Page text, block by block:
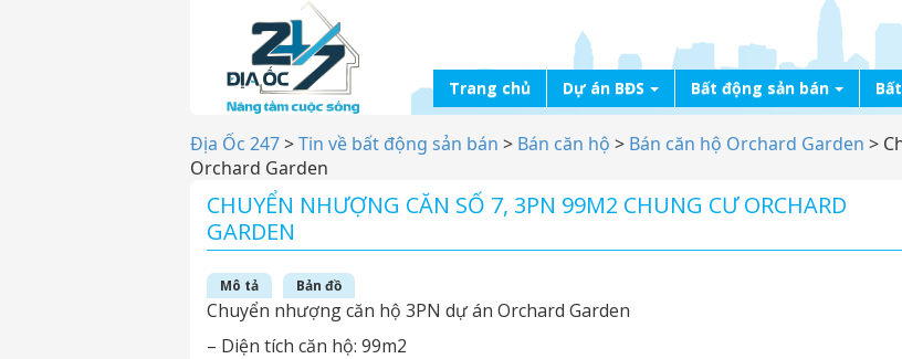
Trang chủ Dự án BĐS Bất động sản bán
Địa Ốc 247>Tin về bất động sản bán > Bán căn hộ > Bán căn hộ Orchard Garden >
Orchard Garden
CHUYỂN NHƯỢNG CĂN SỐ 7, 3PN 99M2 CHUNG CƯ ORCHARD
GARDEN
Mô tả Bản đồ
Chuyển nhượng căn hộ 3PN dự án Orchard Garden
– Diện tích căn hộ: 99m2